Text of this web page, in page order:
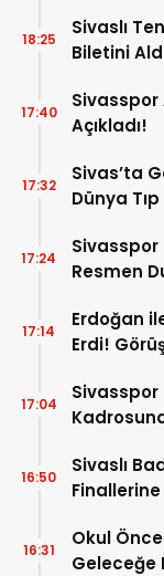
Sivaslı
Biletini
18:25
Açıkladı!
17:40
Sivas’ta
Dünya
17:32
Resmen
17:24
Erdoğan
Erdi!
17:14
Sivasspor
17:04
Sivaslı
16:50
Okul
Geleceğe
16:31